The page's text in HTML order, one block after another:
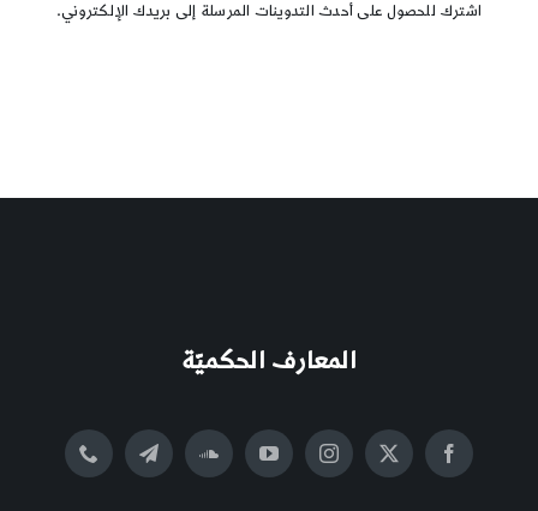
اشترك للحصول على أحدث التدوينات المرسلة إلى بريدك الإلكتروني.
المعارف الحكميّة